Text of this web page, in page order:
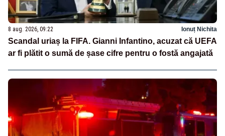
8 aug. 2026, 09:22 Ionuț Nichita
Scandal uriaș la FIFA. Gianni Infantino, acuzat că UEFA
ar fi plătit o sumă de șase cifre pentru o fostă angajată